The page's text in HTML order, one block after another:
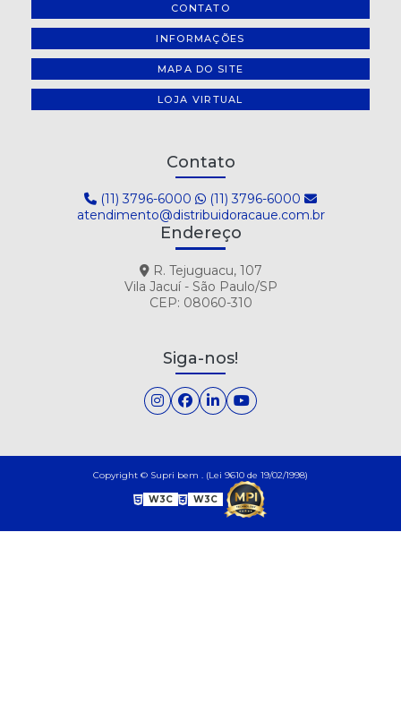
CONTATO
INFORMAÇÕES
MAPA DO SITE
LOJA VIRTUAL
Contato
(11) 3796-6000
(11) 3796-6000
atendimento@distribuidoracaue.com.br
Endereço
R. Tejuguacu, 107
Vila Jacuí - São Paulo/SP
CEP: 08060-310
Siga-nos!
Copyright © Supri bem . (Lei 9610 de 19/02/1998)
W3C W3C